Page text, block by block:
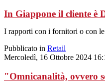
In Giappone il cliente è
I rapporti con i fornitori o con le
Pubblicato in Retail
Mercoledì, 16 Ottobre 2024
"Omnicanalità, ovvero